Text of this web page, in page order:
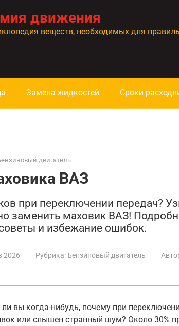
движения
веществ, необходимых для
Замена жидкостей Сроки
двигатель
ВАЗ
при переключении передач?
заменить маховик ВАЗ!
и избежание ошибок.
2026 Рубрика: Бензиновый двигатель
вы когда-нибудь, почему при
или слышен странный шум? Около 30%